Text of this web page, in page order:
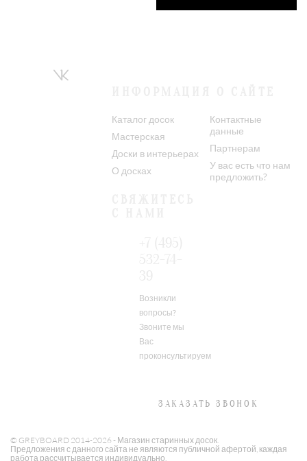
Каталог досок
Мастерская
Доски в интерьерах
О досках
Контактные
данные
Партнерам
У вас есть что нам
предложить?
Возникли
вопросы?
Звоните мы
Вас
проконсультируем
ЗАКАЗАТЬ ЗВОНОК
© GREYBOARD 2014-2026 - Магазин старинных досок.
Предложения с данного сайта не являются публичной афертой, каждая
работа рассчитывается индивидуально.